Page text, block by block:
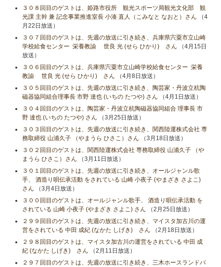
３０８回目のゲストは、姫路市役所 観光スポーツ局観光文化部 観
光課 主幹 兼 記念事業推進室長 小湊 直人（こみなと なおと）さん （4
月22日放送）
３０７回目のゲストは、先週の放送に引き続き、兵庫県宍粟市立山崎
学校給食センター 栄養教諭 世良 光 (せら ひかり) さん （4月15日
放送）
３０６回目のゲストは、兵庫県宍粟市立山崎学校給食センター 栄養
教諭 世良 光 (せら ひかり) さん （4月8日放送）
３０５回目のゲストは、先週の放送に引き続き、陶芸家・丹波立杭陶
磁器協同組合理事長 市野 達也 (いちの たつや) さん （4月1日放送）
３０４回目のゲストは、陶芸家・丹波立杭陶磁器協同組合 理事長 市
野 達也 (いちの たつや) さん （3月25日放送）
３０３回目のゲストは、先週の放送に引き続き、関西陸運株式会社 専
務取締役 山浦久子 （やまうら ひさこ）さん （3月18日放送）
３０２回目のゲストは、関西陸運株式会社 専務取締役 山浦久子 （や
まうら ひさこ）さん （3月11日放送）
３０１回目のゲストは、先週の放送に引き続き、オールジャンル歌
手、 酒造り唄伝承活動 をされている 山崎 小夜子 (やまざき さよこ)
さん （3月4日放送）
３００回目のゲストは、オールジャンル歌手、 酒造り唄伝承活動 を
されている 山崎 小夜子 (やまざき さよこ) さん （2月25日放送）
２９９回目のゲストは、先週の放送に引き続き、マイスタ加古川の運
営をされている 中田 成紀 (なかた しげき) さん （2月18日放送）
２９８回目のゲストは、マイスタ加古川の運営をされている 中田 成
紀 (なかた しげき) さん （2月11日放送）
２９７回目のゲストは、先週の放送に引き続き、三木ホースランドパ